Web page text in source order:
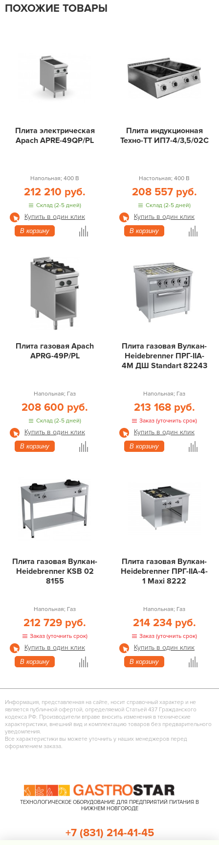
ПОХОЖИЕ ТОВАРЫ
Плита электрическая
Apach APRE-49QP/PL
Напольная; 400 В
212 210 руб.
Склад (2-5 дней)
Купить в один клик
В корзину
Плита индукционная
Техно-ТТ ИП7-4/3,5/02С
Настольная; 400 В
208 557 руб.
Склад (2-5 дней)
Купить в один клик
В корзину
Плита газовая Apach
APRG-49P/PL
Напольная; Газ
208 600 руб.
Склад (2-5 дней)
Купить в один клик
В корзину
Плита газовая Вулкан-
Heidebrenner ПРГ-IIA-
4М ДШ Standart 82243
Напольная; Газ
213 168 руб.
Заказ (уточнить срок)
Купить в один клик
В корзину
Плита газовая Вулкан-
Heidebrenner KSB 02
8155
Напольная; Газ
212 729 руб.
Заказ (уточнить срок)
Купить в один клик
В корзину
Плита газовая Вулкан-
Heidebrenner ПРГ-IIA-4-
1 Maxi 8222
Напольная; Газ
214 234 руб.
Заказ (уточнить срок)
Купить в один клик
В корзину
Информация, представленная на сайте, носит справочный характер и не
является публичной офертой, определяемой Статьей 437 Гражданского
кодекса РФ. Производители вправе вносить изменения в технические
характеристики, внешний вид и комплектацию товаров без предварительного
уведомления.
Все характеристики вы можете уточнить у наших менеджеров перед
оформлением заказа.
ТЕХНОЛОГИЧЕСКОЕ ОБОРУДОВАНИЕ ДЛЯ ПРЕДПРИЯТИЙ ПИТАНИЯ В
НИЖНЕМ НОВГОРОДЕ
+7 (831) 214-41-45